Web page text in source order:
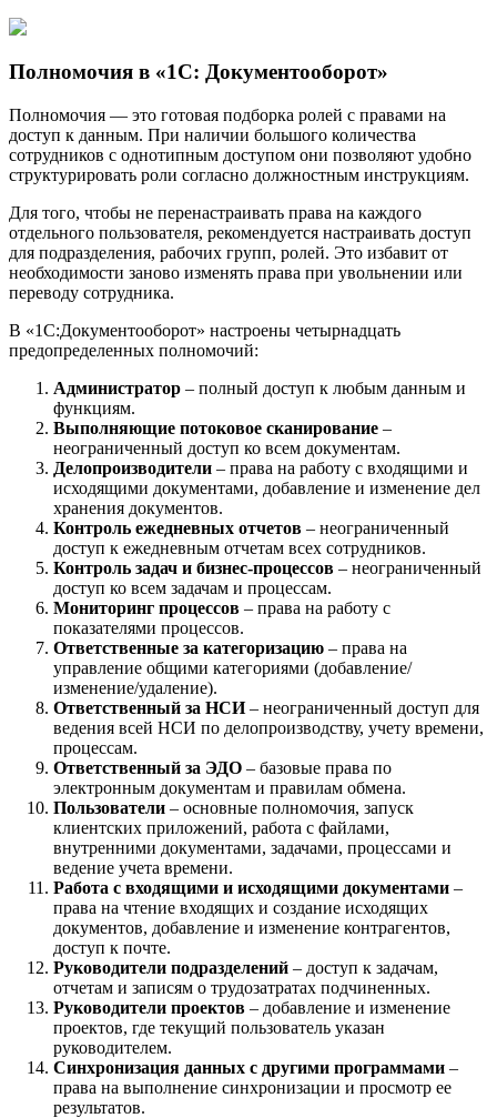
Полномочия в «1С: Документооборот»
Полномочия — это готовая подборка ролей с правами на
доступ к данным. При наличии большого количества
сотрудников с однотипным доступом они позволяют удобно
структурировать роли согласно должностным инструкциям.
Для того, чтобы не перенастраивать права на каждого
отдельного пользователя, рекомендуется настраивать доступ
для подразделения, рабочих групп, ролей. Это избавит от
необходимости заново изменять права при увольнении или
переводу сотрудника.
В «1С:Документооборот» настроены четырнадцать
предопределенных полномочий:
Администратор – полный доступ к любым данным и
функциям.
Выполняющие потоковое сканирование –
неограниченный доступ ко всем документам.
Делопроизводители – права на работу с входящими и
исходящими документами, добавление и изменение дел
хранения документов.
Контроль ежедневных отчетов – неограниченный
доступ к ежедневным отчетам всех сотрудников.
Контроль задач и бизнес-процессов – неограниченный
доступ ко всем задачам и процессам.
Мониторинг процессов – права на работу с
показателями процессов.
Ответственные за категоризацию – права на
управление общими категориями (добавление/
изменение/удаление).
Ответственный за НСИ– неограниченный доступ для
ведения всей НСИ по делопроизводству, учету времени,
процессам.
Ответственный за ЭДО – базовые права по
электронным документам и правилам обмена.
Пользователи – основные полномочия, запуск
клиентских приложений, работа с файлами,
внутренними документами, задачами, процессами и
ведение учета времени.
Работа с входящими и исходящими документами –
права на чтение входящих и создание исходящих
документов, добавление и изменение контрагентов,
доступ к почте.
Руководители подразделений – доступ к задачам,
отчетам и записям о трудозатратах подчиненных.
Руководители проектов – добавление и изменение
проектов, где текущий пользователь указан
руководителем.
Синхронизация данных с другими программами –
права на выполнение синхронизации и просмотр ее
результатов.